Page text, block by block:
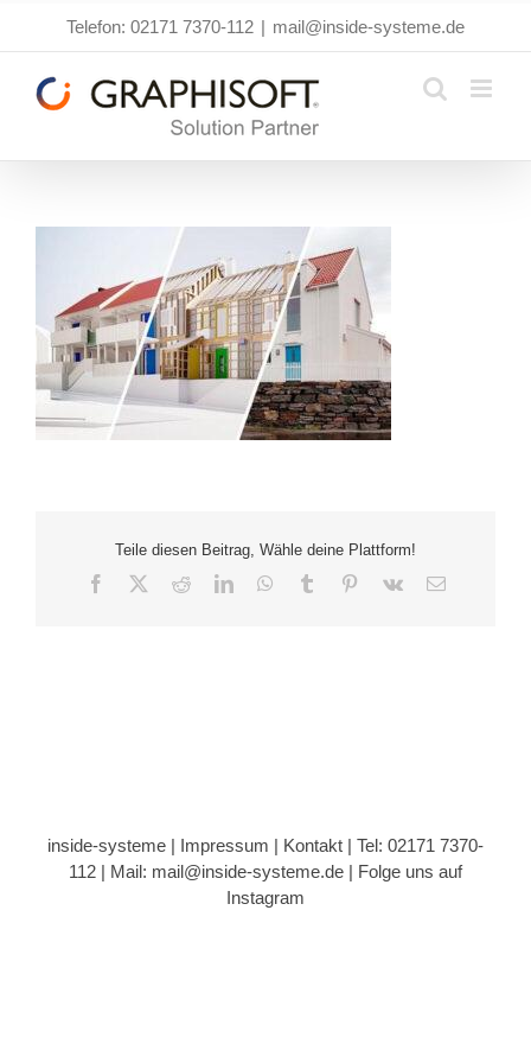
springen
Telefon: 02171 7370-112 | mail@inside-systeme.de
Teile diesen Beitrag, Wähle deine Plattform!
Facebook RedditLinkedInWhatsApp
Tumblr Pinterest
Vk
E-
inside-systeme | Impressum | Kontakt | Tel: 02171 7370-
112 | Mail: mail@inside-systeme.de | Folge uns auf
Instagram